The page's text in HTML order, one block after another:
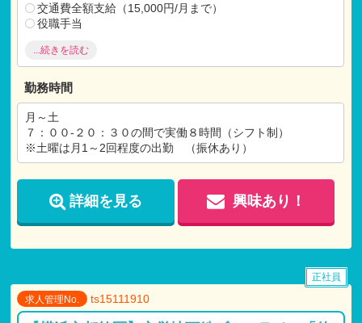
交通費全額支給（15,000円/月まで）
役職手当
借上げ社宅制度（上限82,000円/月）
...続きを読む
勤務時間
月～土
７：００-２０：３０の間で実働８時間（シフト制）
※土曜は月1～2回程度の出勤 （振休あり）
詳細を見る 興味あり！
求人管理No. ts15111910
正社員